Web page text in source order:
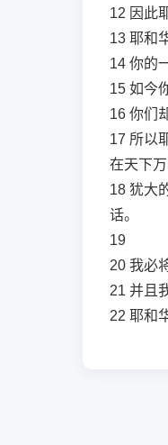
12 因此
13 耶和
14 你的
15 如今
16 你们
17 所以
在天下
18 犹大
话。
19
20 我必
21 并且
22 耶和